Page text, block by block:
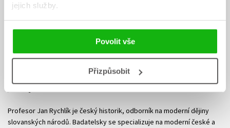
jejich služby.
Povolit vše
Přizpůsobit
Jan Rychlík
Profesor Jan Rychlík je český historik, odborník na moderní dějiny
slovanských národů. Badatelsky se specializuje na moderní české a